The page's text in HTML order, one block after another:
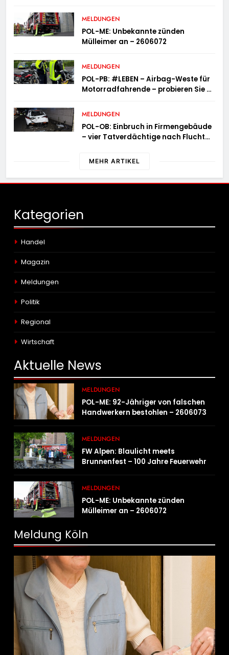
MELDUNGEN
POL-ME: Unbekannte zünden
Mülleimer an – 2606072
MELDUNGEN
POL-PB: #LEBEN – Airbag-Weste für
Motorradfahrende – probieren Sie es
MELDUNGEN
POL-OB: Einbruch in Firmengebäude
– vier Tatverdächtige nach Flucht
MEHR ARTIKEL
Kategorien
Handel
Magazin
Meldungen
Politik
Regional
Wirtschaft
Aktuelle News
MELDUNGEN
POL-ME: 92-Jähriger von falschen
Handwerkern bestohlen – 2606073
MELDUNGEN
FW Alpen: Blaulicht meets
Brunnenfest – 100 Jahre Feuerwehr
MELDUNGEN
POL-ME: Unbekannte zünden
Mülleimer an – 2606072
Meldung Köln